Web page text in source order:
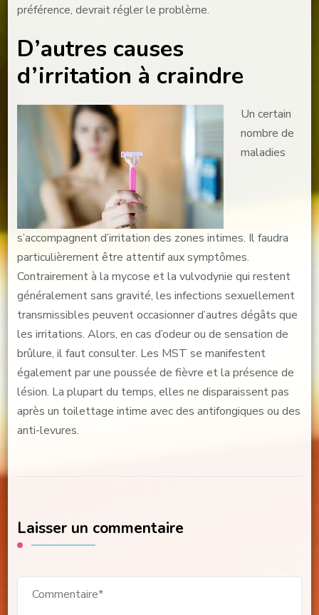
préférence, devrait régler le problème.
D’autres causes
d’irritation à craindre
Un certain
nombre de
maladies
s’accompagnent d’irritation des zones intimes. Il faudra
particulièrement être attentif aux symptômes.
Contrairement à la mycose et la vulvodynie qui restent
généralement sans gravité, les infections sexuellement
transmissibles peuvent occasionner d’autres dégâts que
les irritations. Alors, en cas d’odeur ou de sensation de
brûlure, il faut consulter. Les MST se manifestent
également par une poussée de fièvre et la présence de
lésion. La plupart du temps, elles ne disparaissent pas
après un toilettage intime avec des antifongiques ou des
anti-levures.
Laisser un commentaire